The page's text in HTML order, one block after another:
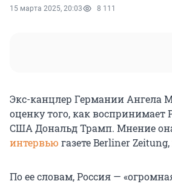
15 марта 2025, 20:03 8 111
Экс-канцлер Германии Ангела
оценку того, как воспринимает
США Дональд Трамп. Мнение
интервью газете Berliner
По ее словам, Россия —